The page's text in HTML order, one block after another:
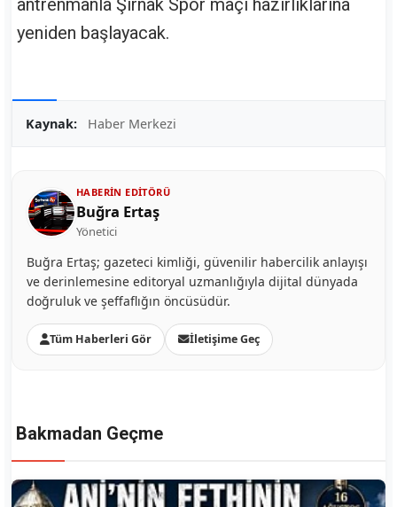
antrenmanla Şırnak Spor maçı hazırlıklarına
yeniden başlayacak.
Kaynak: Haber Merkezi
HABERIN EDITÖRÜ
Buğra Ertaş
Yönetici
Buğra Ertaş; gazeteci kimliği, güvenilir habercilik anlayışı
ve derinlemesine editoryal uzmanlığıyla dijital dünyada
doğruluk ve şeffaflığın öncüsüdür.
Tüm Haberleri Gör İletişime Geç
Bakmadan Geçme